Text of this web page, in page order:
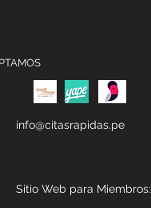
info@citasrapidas.pe
Sitio Web para Miembros: